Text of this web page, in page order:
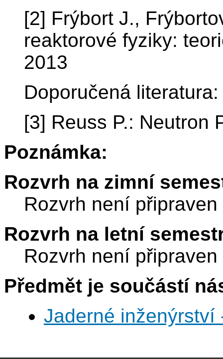
[2] Frýbort J.,
reaktorové fyziky:
2013
Doporučená literatura:
[3] Reuss P.: Neutron
Poznámka:
Rozvrh na zimní
Rozvrh není připraven
Rozvrh na letní
Rozvrh není připraven
Předmět je součástí
Jaderné inženýrství